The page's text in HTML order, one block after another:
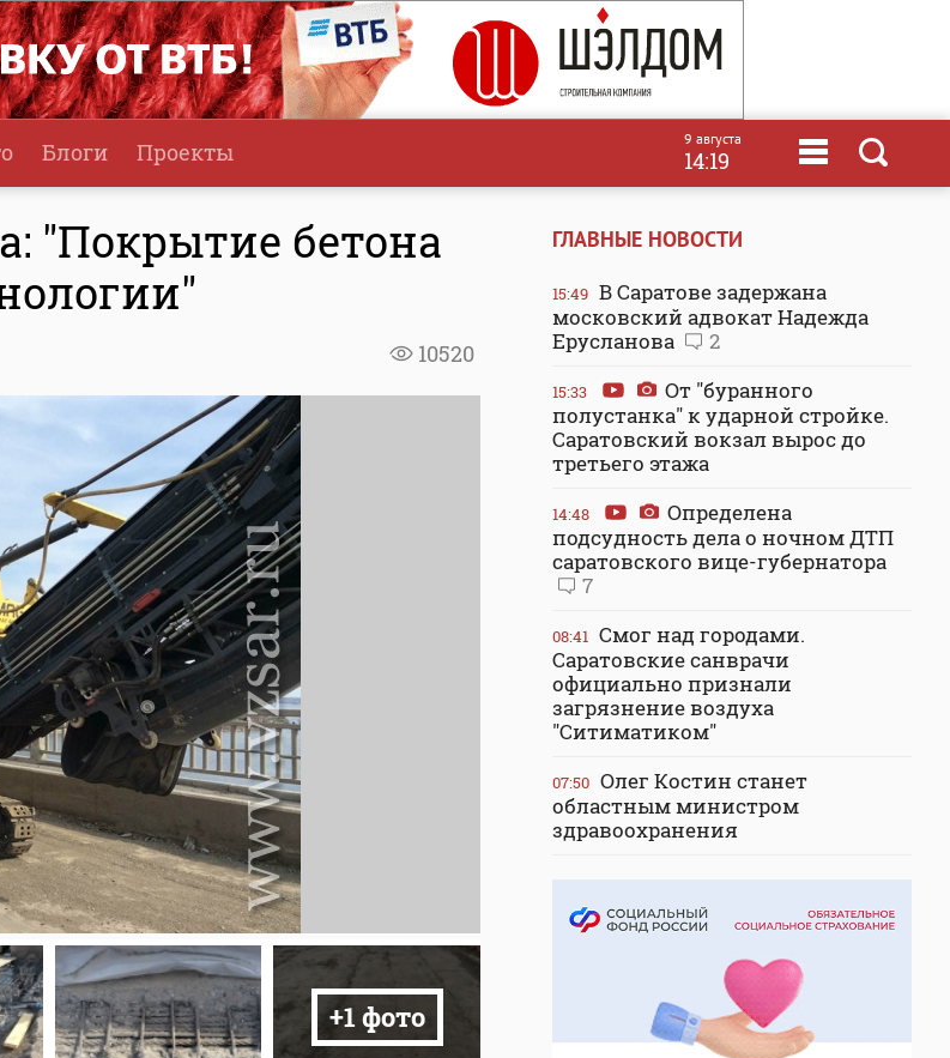
Блоги Проекты 9 августа
14:19
"Покрытие бетона
10520
+1 фото
ГЛАВНЫЕ НОВОСТИ
15:49 В Саратове задержана
московский адвокат Надежда
Ерусланова
2
15:33
От "буранного
полустанка" к ударной стройке.
Саратовский вокзал вырос до
третьего этажа
14:48
Определена
подсудность дела о ночном ДТП
саратовского вице-губернатора
7
08:41 Смог над городами.
Саратовские санврачи
официально признали
загрязнение воздуха
"Ситиматиком"
07:50 Олег Костин станет
областным министром
здравоохранения